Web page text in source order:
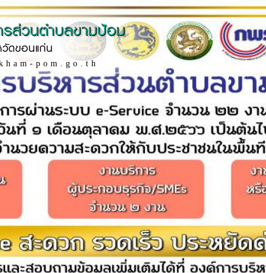
ส่วนตำบลขามป้อม
ดขอนแก่น
pom.go.th